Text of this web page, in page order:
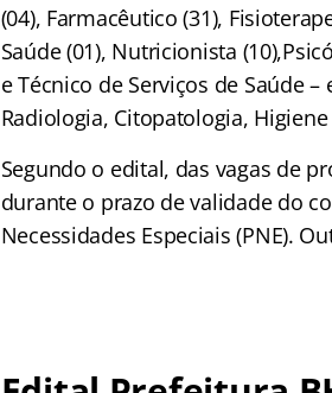
(04), Farmacêutico (31),
Saúde (01), Nutricionista
e Técnico de Serviços de Saúde
Radiologia, Citopatologia,
Segundo o edital, das vagas de
durante o prazo de validade do
Necessidades Especiais (PNE).